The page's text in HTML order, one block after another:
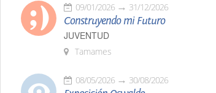
09/01/2026 31/12/2026
Construyendo mi Futuro
JUVENTUD
Tamames
08/05/2026 30/08/2026